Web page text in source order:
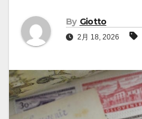
By Giotto
2月 18, 2026